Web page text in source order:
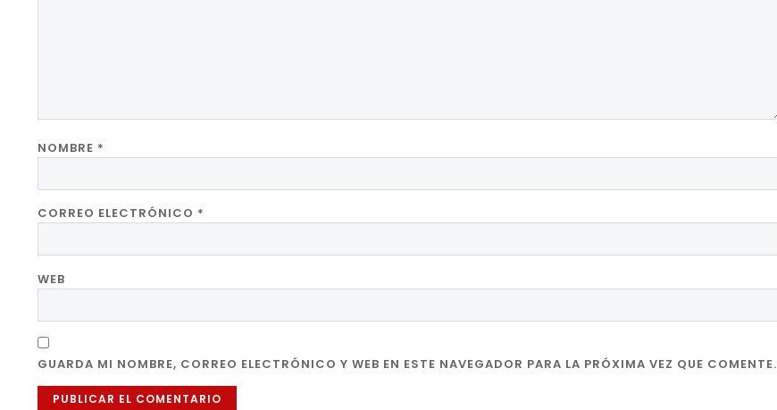
NOMBRE *
CORREO ELECTRÓNICO *
WEB
GUARDA MI NOMBRE, CORREO ELECTRÓNICO Y WEB EN ESTE NAVEGADOR PARA LA PRÓXIMA VEZ QUE COMENTE.